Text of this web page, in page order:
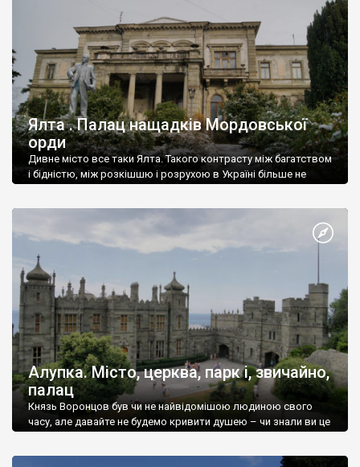
Ялта . Палац нащадків Мордовської
орди
Дивне місто все таки Ялта. Такого контрасту між багатством
і бідністю, між розкішшю і розрухою в Україні більше не
Алупка. Місто, церква, парк і, звичайно,
палац
Князь Воронцов був чи не найвідомішою людиною свого
часу, але давайте не будемо кривити душею – чи знали ви це